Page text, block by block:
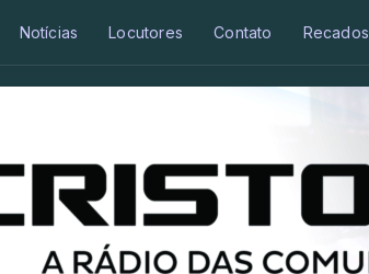
Notícias Locutores Contato Recados